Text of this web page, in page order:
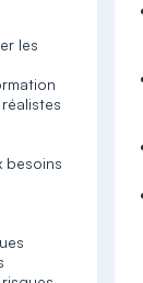
les
besoins